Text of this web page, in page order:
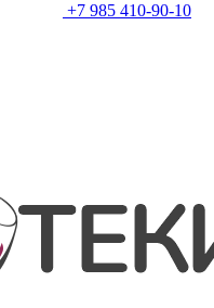
+7 985 410-90-10